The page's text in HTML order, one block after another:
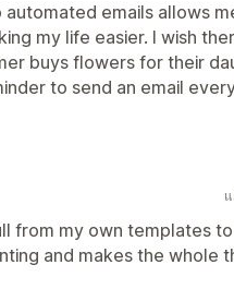
emails allows
my life easier. I wish
buys flowers for their
to send an email
from my own templates
and makes the whole